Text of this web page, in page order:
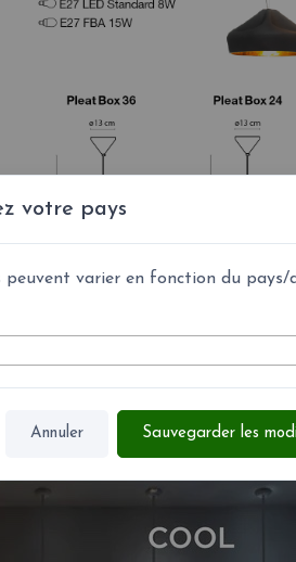
votre pays
peuvent varier en fonction du pays/
Annuler Sauvegarder les